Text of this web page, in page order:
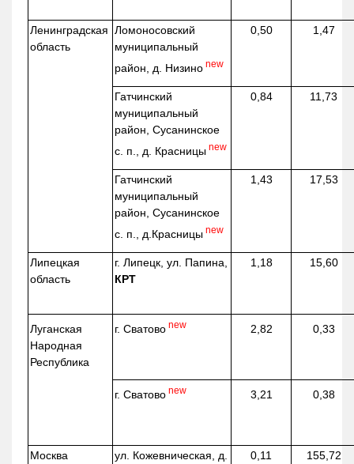
Ленинградская
область
Ломоносовский
муниципальный
район, д. Низино new
0,50 1,47
Гатчинский
муниципальный
район, Сусанинское
с. п., д. Красницы new
0,84 11,73
Гатчинский
муниципальный
район, Сусанинское
с. п., д.Красницы new
1,43 17,53
Липецкая
область
г. Липецк, ул. Папина,
КРТ
1,18 15,60
Луганская
Народная
Республика
г. Сватово new 2,82 0,33
г. Сватово new 3,21 0,38
Москва ул. Кожевническая, д. 0,11 155,72